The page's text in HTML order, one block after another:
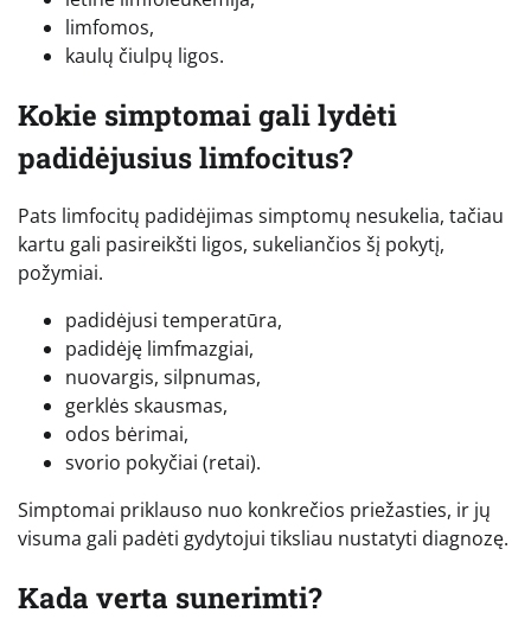
limfomos,
kaulų čiulpų ligos.
Kokie simptomai gali lydėti
padidėjusius limfocitus?
Pats limfocitų padidėjimas simptomų nesukelia, tačiau
kartu gali pasireikšti ligos, sukeliančios šį pokytį,
požymiai.
padidėjusi temperatūra,
padidėję limfmazgiai,
nuovargis, silpnumas,
gerklės skausmas,
odos bėrimai,
svorio pokyčiai (retai).
Simptomai priklauso nuo konkrečios priežasties, ir jų
visuma gali padėti gydytojui tiksliau nustatyti diagnozę.
Kada verta sunerimti?